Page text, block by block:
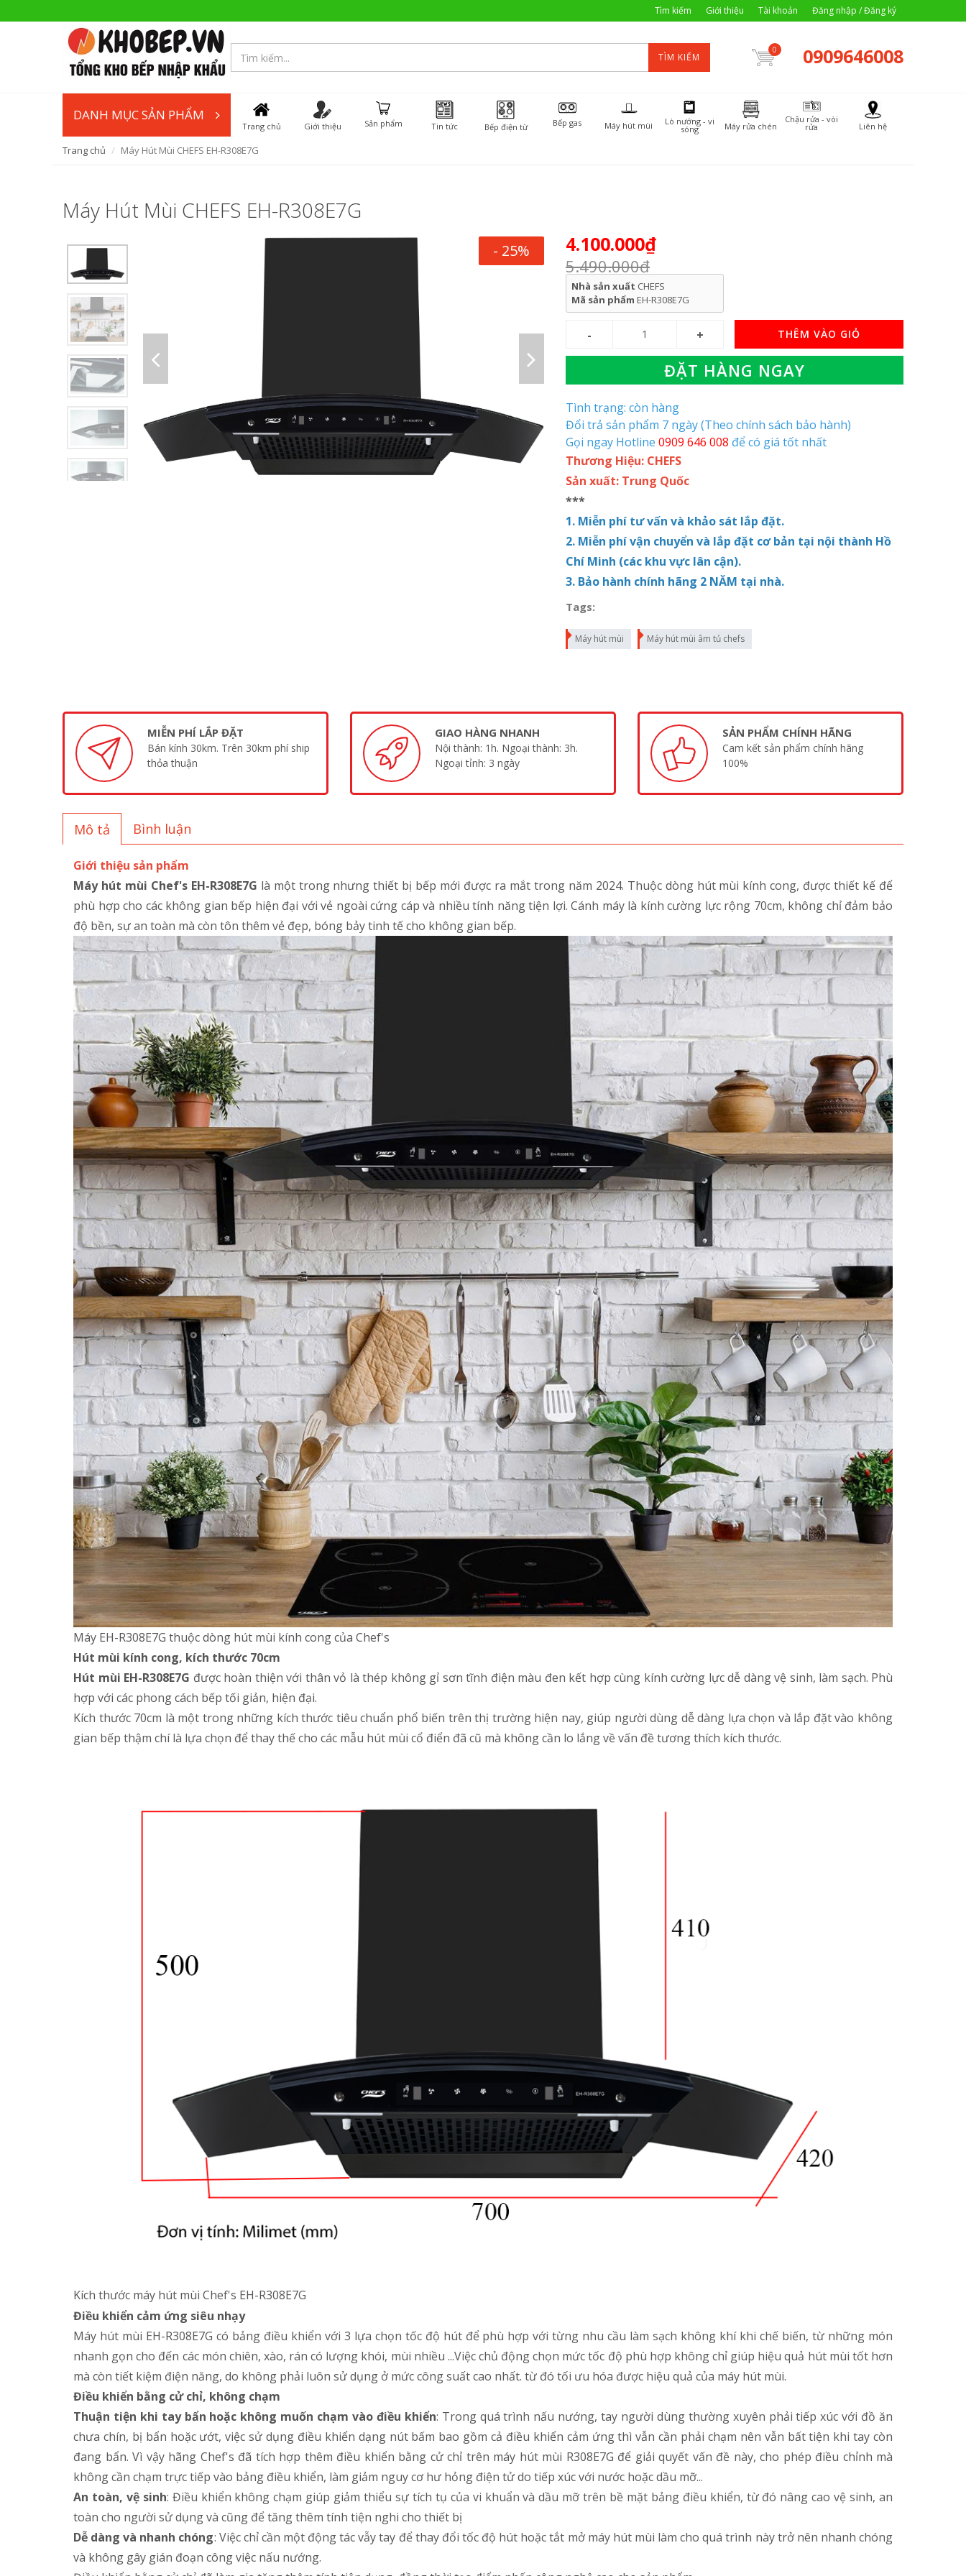
Tìm kiếm Giới thiệu Tài khoản Đăng nhập / Đăng ký
TÌM KIẾM
0 0909646008
DANH MỤC SẢN PHẨM
Trang chủ Giới thiệu Sản phẩm Tin tức Bếp điện từ Bếp gas Máy hút mùi Lò nướng - vi
sóng Máy rửa chén
Chậu rửa - vòi
rửa Liên hệ
Trang chủ Máy Hút Mùi CHEFS EH-R308E7G
Máy Hút Mùi CHEFS EH-R308E7G
- 25% 4.100.000₫
5.490.000₫
Nhà sản xuất CHEFS
Mã sản phẩm EH-R308E7G
THÊM VÀO GIỎ
ĐẶT HÀNG NGAY
Tình trạng: còn hàng
Đổi trả sản phẩm 7 ngày (Theo chính sách bảo hành)
Gọi ngay Hotline 0909 646 008 để có giá tốt nhất
Thương Hiệu: CHEFS
Sản xuất: Trung Quốc
***
1. Miễn phí tư vấn và khảo sát lắp đặt.
2. Miễn phí vận chuyển và lắp đặt cơ bản tại nội thành Hồ
Chí Minh (các khu vực lân cận).
3. Bảo hành chính hãng 2 NĂM tại nhà.
Tags:
Máy hút mùi Máy hút mùi âm tủ chefs
MIỄN PHÍ LẮP ĐẶT
Bán kính 30km. Trên 30km phí ship
thỏa thuận
GIAO HÀNG NHANH
Nội thành: 1h. Ngoại thành: 3h.
Ngoại tỉnh: 3 ngày
SẢN PHẨM CHÍNH HÃNG
Cam kết sản phẩm chính hãng
100%
Mô tả Bình luận
Giới thiệu sản phẩm
Máy hút mùi Chef's EH-R308E7G là một trong nhưng thiết bị bếp mới được ra mắt trong năm 2024. Thuộc dòng hút mùi kính cong, được thiết kế để
phù hợp cho các không gian bếp hiện đại với vẻ ngoài cứng cáp và nhiều tính năng tiện lợi. Cánh máy là kính cường lực rộng 70cm, không chỉ đảm bảo
độ bền, sự an toàn mà còn tôn thêm vẻ đẹp, bóng bảy tinh tế cho không gian bếp.
Máy EH-R308E7G thuộc dòng hút mùi kính cong của Chef's
Hút mùi kính cong, kích thước 70cm
Hút mùi EH-R308E7G được hoàn thiện với thân vỏ là thép không gỉ sơn tĩnh điện màu đen kết hợp cùng kính cường lực dễ dàng vệ sinh, làm sạch. Phù
hợp với các phong cách bếp tối giản, hiện đại.
Kích thước 70cm là một trong những kích thước tiêu chuẩn phổ biến trên thị trường hiện nay, giúp người dùng dễ dàng lựa chọn và lắp đặt vào không
gian bếp thậm chí là lựa chọn để thay thế cho các mẫu hút mùi cổ điển đã cũ mà không cần lo lắng về vấn đề tương thích kích thước.
Kích thước máy hút mùi Chef's EH-R308E7G
Điều khiển cảm ứng siêu nhạy
Máy hút mùi EH-R308E7G có bảng điều khiển với 3 lựa chọn tốc độ hút để phù hợp với từng nhu cầu làm sạch không khí khi chế biến, từ những món
nhanh gọn cho đến các món chiên, xào, rán có lượng khói, mùi nhiều ...Việc chủ động chọn mức tốc độ phù hợp không chỉ giúp hiệu quả hút mùi tốt hơn
mà còn tiết kiệm điện năng, do không phải luôn sử dụng ở mức công suất cao nhất. từ đó tối ưu hóa được hiệu quả của máy hút mùi.
Điều khiển bằng cử chỉ, không chạm
Thuận tiện khi tay bẩn hoặc không muốn chạm vào điều khiển: Trong quá trình nấu nướng, tay người dùng thường xuyên phải tiếp xúc với đồ ăn
chưa chín, bị bẩn hoặc ướt, việc sử dụng điều khiển dạng nút bấm bao gồm cả điều khiển cảm ứng thì vẫn cần phải chạm nên vẫn bất tiện khi tay còn
đang bẩn. Vì vậy hãng Chef's đã tích hợp thêm điều khiển bằng cử chỉ trên máy hút mùi R308E7G để giải quyết vấn đề này, cho phép điều chỉnh mà
không cần chạm trực tiếp vào bảng điều khiển, làm giảm nguy cơ hư hỏng điện tử do tiếp xúc với nước hoặc dầu mỡ...
An toàn, vệ sinh: Điều khiển không chạm giúp giảm thiểu sự tích tụ của vi khuẩn và dầu mỡ trên bề mặt bảng điều khiển, từ đó nâng cao vệ sinh, an
toàn cho người sử dụng và cũng để tăng thêm tính tiện nghi cho thiết bị
Dễ dàng và nhanh chóng: Việc chỉ cần một động tác vẫy tay để thay đổi tốc độ hút hoặc tắt mở máy hút mùi làm cho quá trình này trở nên nhanh chóng
và không gây gián đoạn công việc nấu nướng.